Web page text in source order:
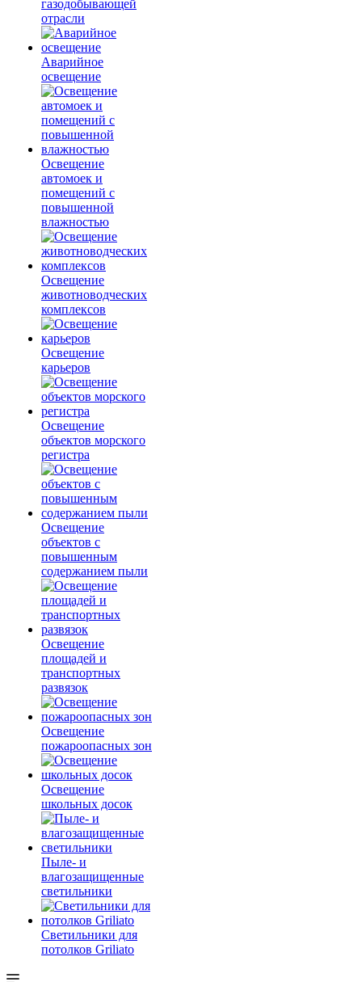
газодобывающей
отрасли
Аварийное
освещение
Освещение
автомоек и
помещений с
повышенной
влажностью
Освещение
животноводческих
комплексов
Освещение
карьеров
Освещение
объектов морского
регистра
Освещение
объектов с
повышенным
содержанием пыли
Освещение
площадей и
транспортных
развязок
Освещение
пожароопасных зон
Освещение
школьных досок
Пыле- и
влагозащищенные
светильники
Светильники для
потолков Griliato